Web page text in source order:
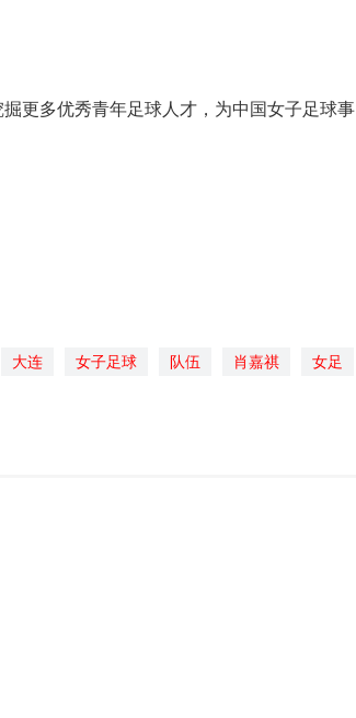
更多优秀青年足球人才，为中国女子足球事
大连 女子足球 队伍 肖嘉祺 女足